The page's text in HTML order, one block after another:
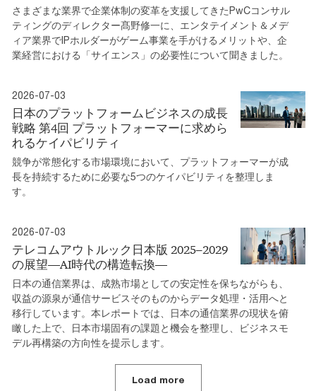
さまざまな業界で企業体制の変革を支援してきたPwCコンサル
ティングのディレクター髙野修一に、エンタテイメント＆メデ
ィア業界でIPホルダーがゲーム事業を手がけるメリットや、企
業経営における「サイエンス」の必要性について聞きました。
2026-07-03
日本のプラットフォームビジネスの成長
戦略 第4回 プラットフォーマーに求めら
れるケイパビリティ
競争が常態化する市場環境において、プラットフォーマーが成
長を持続するために必要な5つのケイパビリティを整理しま
す。
2026-07-03
テレコムアウトルック日本版 2025–2029
の展望―AI時代の構造転換―
日本の通信業界は、成熟市場としての安定性を保ちながらも、
収益の源泉が通信サービスそのものからデータ処理・活用へと
移行しています。本レポートでは、日本の通信業界の現状を俯
瞰した上で、日本市場固有の課題と機会を整理し、ビジネスモ
デル再構築の方向性を提示します。
Load more